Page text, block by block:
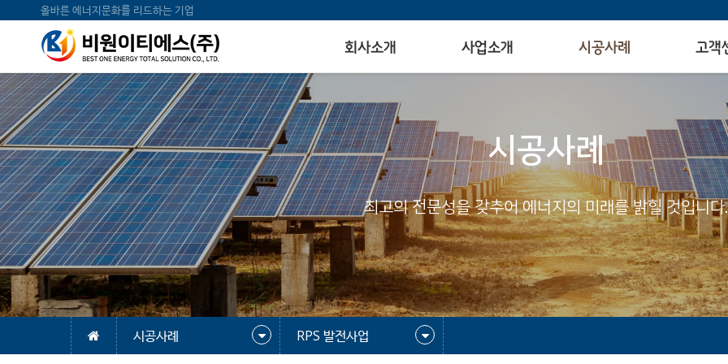
올바른 에너지문화를 리드하는 기업
회사소개 사업소개 시공사례 고객
시공사례
최고의 전문성을 갖추어 에너지의 미래를 밝힐 것입니다.
시공사례 RPS 발전사업